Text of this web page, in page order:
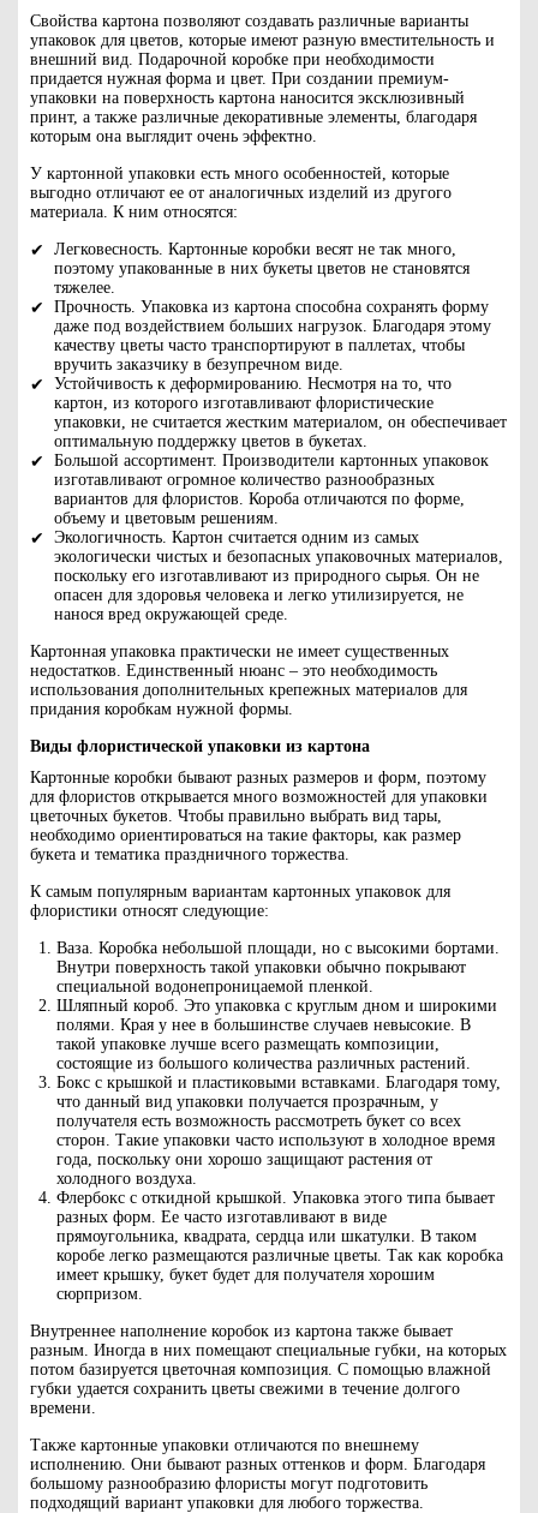
Свойства картона позволяют создавать различные варианты
упаковок для цветов, которые имеют разную вместительность и
внешний вид. Подарочной коробке при необходимости
придается нужная форма и цвет. При создании премиум-
упаковки на поверхность картона наносится эксклюзивный
принт, а также различные декоративные элементы, благодаря
которым она выглядит очень эффектно.
У картонной упаковки есть много особенностей, которые
выгодно отличают ее от аналогичных изделий из другого
материала. К ним относятся:
Легковесность. Картонные коробки весят не так много,
поэтому упакованные в них букеты цветов не становятся
тяжелее.
Прочность. Упаковка из картона способна сохранять форму
даже под воздействием больших нагрузок. Благодаря этому
качеству цветы часто транспортируют в паллетах, чтобы
вручить заказчику в безупречном виде.
Устойчивость к деформированию. Несмотря на то, что
картон, из которого изготавливают флористические
упаковки, не считается жестким материалом, он обеспечивает
оптимальную поддержку цветов в букетах.
Большой ассортимент. Производители картонных упаковок
изготавливают огромное количество разнообразных
вариантов для флористов. Короба отличаются по форме,
объему и цветовым решениям.
Экологичность. Картон считается одним из самых
экологически чистых и безопасных упаковочных материалов,
поскольку его изготавливают из природного сырья. Он не
опасен для здоровья человека и легко утилизируется, не
нанося вред окружающей среде.
Картонная упаковка практически не имеет существенных
недостатков. Единственный нюанс – это необходимость
использования дополнительных крепежных материалов для
придания коробкам нужной формы.
Виды флористической упаковки из картона
Картонные коробки бывают разных размеров и форм, поэтому
для флористов открывается много возможностей для упаковки
цветочных букетов. Чтобы правильно выбрать вид тары,
необходимо ориентироваться на такие факторы, как размер
букета и тематика праздничного торжества.
К самым популярным вариантам картонных упаковок для
флористики относят следующие:
Ваза. Коробка небольшой площади, но с высокими бортами.
Внутри поверхность такой упаковки обычно покрывают
специальной водонепроницаемой пленкой.
Шляпный короб. Это упаковка с круглым дном и широкими
полями. Края у нее в большинстве случаев невысокие. В
такой упаковке лучше всего размещать композиции,
состоящие из большого количества различных растений.
Бокс с крышкой и пластиковыми вставками. Благодаря тому,
что данный вид упаковки получается прозрачным, у
получателя есть возможность рассмотреть букет со всех
сторон. Такие упаковки часто используют в холодное время
года, поскольку они хорошо защищают растения от
холодного воздуха.
Флербокс с откидной крышкой. Упаковка этого типа бывает
разных форм. Ее часто изготавливают в виде
прямоугольника, квадрата, сердца или шкатулки. В таком
коробе легко размещаются различные цветы. Так как коробка
имеет крышку, букет будет для получателя хорошим
сюрпризом.
Внутреннее наполнение коробок из картона также бывает
разным. Иногда в них помещают специальные губки, на которых
потом базируется цветочная композиция. С помощью влажной
губки удается сохранить цветы свежими в течение долгого
времени.
Также картонные упаковки отличаются по внешнему
исполнению. Они бывают разных оттенков и форм. Благодаря
большому разнообразию флористы могут подготовить
подходящий вариант упаковки для любого торжества.